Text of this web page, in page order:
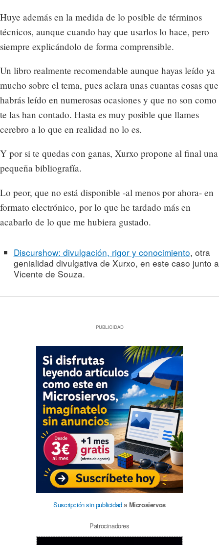
Huye además en la medida de lo posible de términos
técnicos, aunque cuando hay que usarlos lo hace, pero
siempre explicándolo de forma comprensible.
Un libro realmente recomendable aunque hayas leído ya
mucho sobre el tema, pues aclara unas cuantas cosas que
habrás leído en numerosas ocasiones y que no son como
te las han contado. Hasta es muy posible que llames
cerebro a lo que en realidad no lo es.
Y por si te quedas con ganas, Xurxo propone al final una
pequeña bibliografía.
Lo peor, que no está disponible -al menos por ahora- en
formato electrónico, por lo que he tardado más en
acabarlo de lo que me hubiera gustado.
Discurshow: divulgación, rigor y conocimiento, otra
genialidad divulgativa de Xurxo, en este caso junto a
Vicente de Souza.
PUBLICIDAD
Suscripción sin publicidada Microsiervos
Patrocinadores